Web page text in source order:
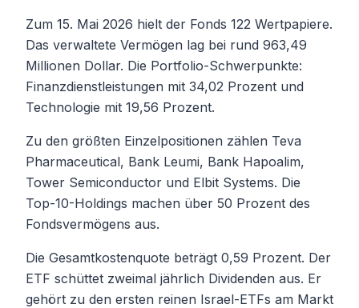
Zum 15. Mai 2026 hielt der Fonds 122 Wertpapiere.
Das verwaltete Vermögen lag bei rund 963,49
Millionen Dollar. Die Portfolio-Schwerpunkte:
Finanzdienstleistungen mit 34,02 Prozent und
Technologie mit 19,56 Prozent.
Zu den größten Einzelpositionen zählen Teva
Pharmaceutical, Bank Leumi, Bank Hapoalim,
Tower Semiconductor und Elbit Systems. Die
Top-10-Holdings machen über 50 Prozent des
Fondsvermögens aus.
Die Gesamtkostenquote beträgt 0,59 Prozent. Der
ETF schüttet zweimal jährlich Dividenden aus. Er
gehört zu den ersten reinen Israel-ETFs am Markt